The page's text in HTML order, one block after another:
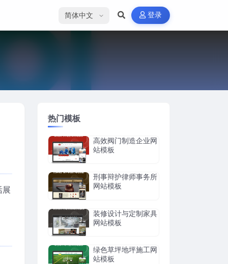
选择语言 登录
展
热门模板
高效阀门制造企业网
站模板
刑事辩护律师事务所
网站模板
装修设计与定制家具
网站模板
绿色草坪地坪施工网
站模板